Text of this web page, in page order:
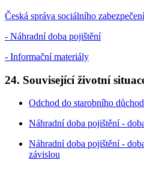
Česká správa sociálního zabezpečení
- Náhradní doba pojištění
- Informační materiály
24. Související životní
Odchod do starobního
Náhradní doba pojištění -
Náhradní doba pojištění -
závislou